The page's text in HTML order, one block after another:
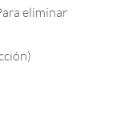
eliminar